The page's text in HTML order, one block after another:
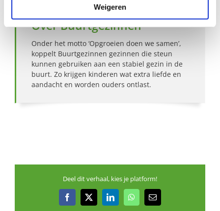
Weigeren
Over Buurtgezinnen
Onder het motto ‘Opgroeien doen we samen’,
koppelt Buurtgezinnen gezinnen die steun
kunnen gebruiken aan een stabiel gezin in de
buurt. Zo krijgen kinderen wat extra liefde en
aandacht en worden ouders ontlast.
Deel dit verhaal, kies je platform!
Facebook
X LinkedInWhatsApp
E-